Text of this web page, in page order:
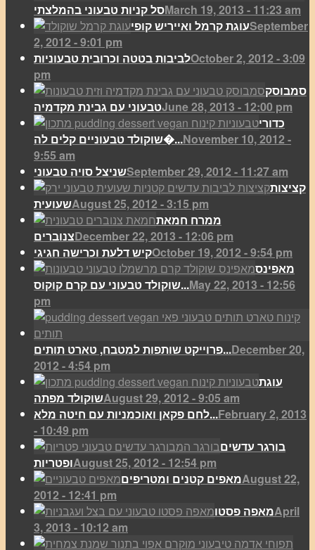
סל קניות טבעוני בהמלצתיMarch 19, 2013 - 11:23 am
עוגת קרמל ואייריש קופיSeptember
2, 2012 - 9:01 pm
לביבות בטטה וכרובית טבעוניותOctober 2, 2012 - 3:09
pm
סמבוסק
טבעוני עם גבינת מקדמיהJune 28, 2013 - 12:00 pm
כדורי
שוקולד טבעוניים קלים לה�...November 10, 2012 -
9:55 am
שניצל סויה טבעוניSeptember 29, 2012 - 11:27 am
קציצות
שעועיתAugust 25, 2012 - 3:15 pm
ממרח חמאת
צנובריםDecember 22, 2013 - 12:06 pm
קיש דלעת וכרישה חגיגיOctober 19, 2012 - 9:54 pm
מאפינס
שוקולד טבעוני עם קרם קוקוס...May 22, 2013 - 12:56
pm
פרוייקט שותפות למטבח, טארט תותים...December 20,
2012 - 4:54 pm
עוגת
שוקולד מפתהAugust 29, 2012 - 9:05 am
לחם פקאן ואוכמניות עם חיטה מלא...February 2, 2013
- 10:49 pm
בורגר עדשים
ופטריותAugust 25, 2012 - 12:54 pm
מאפים קטנים ומטריפיםAugust 22,
2012 - 12:41 pm
מאפה פסטוApril
3, 2013 - 10:12 am